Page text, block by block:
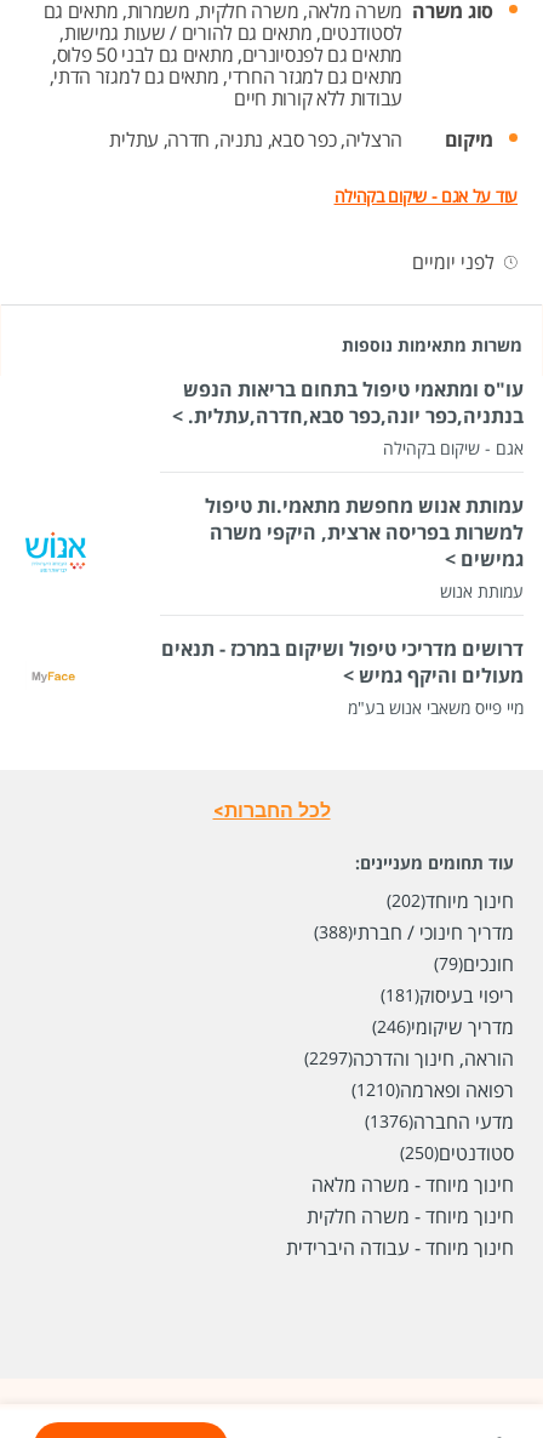
סוג משרה משרה מלאה, משרה חלקית, משמרות, מתאים גם
לסטודנטים, מתאים גם להורים / שעות גמישות,
מתאים גם לפנסיונרים, מתאים גם לבני 50 פלוס,
מתאים גם למגזר החרדי, מתאים גם למגזר הדתי,
עבודות ללא קורות חיים
מיקום
הרצליה,כפר סבא, נתניה, חדרה, עתלית
עוד על אגם - שיקום בקהילה
לפני יומיים
משרות מתאימות נוספות
עו"ס ומתאמי טיפול בתחום בריאות הנפש
בנתניה,כפר יונה,כפר סבא,חדרה,עתלית. >
אגם - שיקום בקהילה
עמותת אנוש מחפשת מתאמי.ות טיפול
למשרות בפריסה ארצית, היקפי משרה
גמישים >
עמותת אנוש
דרושים מדריכי טיפול ושיקום במרכז - תנאים
מעולים והיקף גמיש >
מיי פייס משאבי אנוש בע"מ
לכל החברות>
עוד תחומים מעניינים:
חינוך מיוחד(202)
מדריך חינוכי / חברתי(388)
חונכים(79)
ריפוי בעיסוק(181)
מדריך שיקומי(246)
הוראה, חינוך והדרכה(2297)
רפואה ופארמה(1210)
מדעי החברה(1376)
סטודנטים(250)
חינוך מיוחד - משרה מלאה
חינוך מיוחד - משרה חלקית
חינוך מיוחד - עבודה היברידית